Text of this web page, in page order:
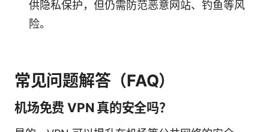
供隐私保护，但仍需防范恶意网站、钓鱼等风
险。
常见问题解答（FAQ）
机场免费 VPN 真的安全吗？